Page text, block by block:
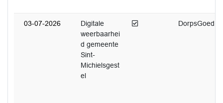
03-07-2026
Digitale
weerbaarhei
d gemeente
Sint-
Michielsgest
el
Afgedaan DorpsGoed